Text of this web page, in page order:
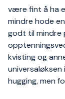
være fint å ha
mindre hode
godt til mindre
kvisting og
hugging, men